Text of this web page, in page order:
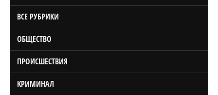
ВСЕ РУБРИКИ
ОБЩЕСТВО
ПРОИСШЕСТВИЯ
КРИМИНАЛ